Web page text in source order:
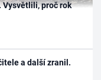
Vysvětlili, proč rok
a další zranil.